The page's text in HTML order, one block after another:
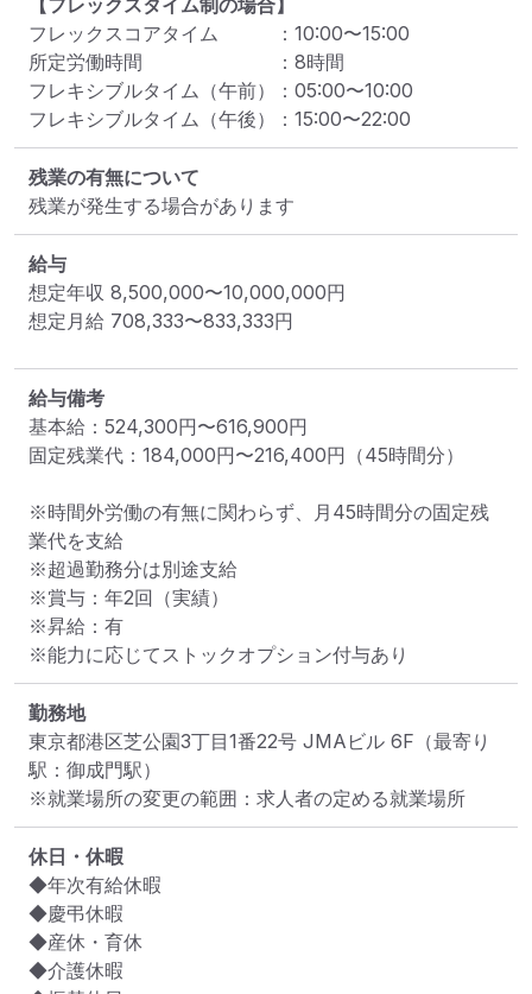
【フレックスタイム制の場合】
フレックスコアタイム
： 10:00〜15:00
所定労働時間
： 8時間
フレキシブルタイム（午前）
： 05:00〜10:00
フレキシブルタイム（午後）
： 15:00〜22:00
残業の有無について
残業が発生する場合があります
給与
想定年収 8,500,000〜10,000,000円
想定月給 708,333〜833,333円
給与備考
基本給：524,300円〜616,900円
固定残業代：184,000円〜216,400円（45時間分）
※時間外労働の有無に関わらず、月45時間分の固定残
業代を支給
※超過勤務分は別途支給
※賞与：年2回（実績）
※昇給：有
※能力に応じてストックオプション付与あり
勤務地
東京都港区芝公園3丁目1番22号 JMAビル 6F （最寄り
駅：御成門駅）
※就業場所の変更の範囲：求人者の定める就業場所
休日・休暇
◆年次有給休暇
◆慶弔休暇
◆産休・育休
◆介護休暇